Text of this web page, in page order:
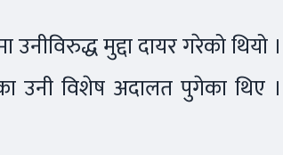
मुद्दा दायर गरेको थियो ।
उनी विशेष अदालत पुगेका थिए ।